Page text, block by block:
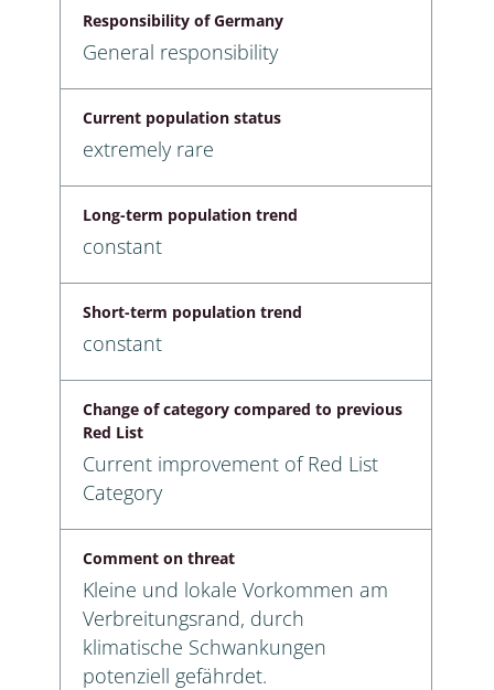
Responsibility of Germany
General responsibility
Current population status
extremely rare
Long-term population trend
constant
Short-term population trend
constant
Change of category compared to previous
Red List
Current improvement of Red List
Category
Comment on threat
Kleine und lokale Vorkommen am
Verbreitungsrand, durch
klimatische Schwankungen
potenziell gefährdet.